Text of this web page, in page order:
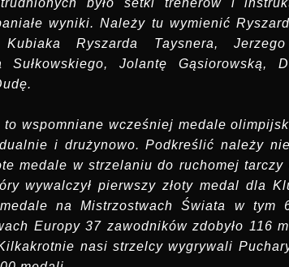
było setki trenerów i
wyniki. Należy tu wymienić
Kubiaka Ryszarda Taysnera,
Sułkowskiego, Jolantę Gąsiorowską,
wspomniane wcześniej medale
i drużynowo. Podkreślić należy
medale w strzelaniu do ruchomej
wywalczył pierwszy złoty medal dla
na Mistrzostwach Świata w tym
Europy 37 zawodników zdobyło 116
nasi strzelcy wygrywali